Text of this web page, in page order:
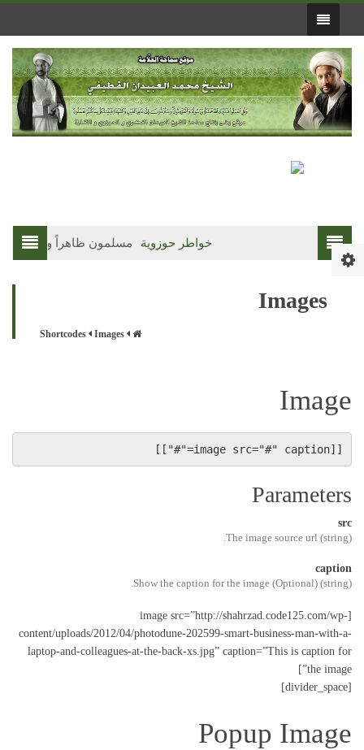
خواطر حوزوية مسلمون ظاهراً وواقعاً(3)
Images
Shortcodes Images
Image
[[image src="#" caption="#"]]
Parameters
src
(string) The image source url.
caption
(string) (Optional) Show the caption for the image.
[image src=”http://shahrzad.code125.com/wp-
content/uploads/2012/04/photodune-202599-smart-business-man-with-a-
laptop-and-colleagues-at-the-back-xs.jpg” caption=”This is caption for
the image”]
[divider_space]
Popup Image